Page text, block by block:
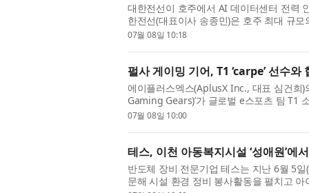
대한전선이 호주에서 AI 데이터센터 전력
한전선(대표이사 송종민)은 호주 최대 규
데이터센터(AIDC) 전력망 구축 턴키 프로
07월 08일 10:18
펄사 게이밍 기어, T1 ‘carpe’ 선수와
에이플러스엑스(AplusX Inc., 대표 심건희
Gaming Gears)’가 글로벌 e스포츠 팀 T1
계부터 참여해 제작한 마우스 ‘Pulsar PRO
07월 08일 10:00
테스, 이천 아동복지시설 ‘성애원’에
반도체 장비 전문기업 테스는 지난 6월 5
문해 시설 환경 정비 봉사활동을 펼치고